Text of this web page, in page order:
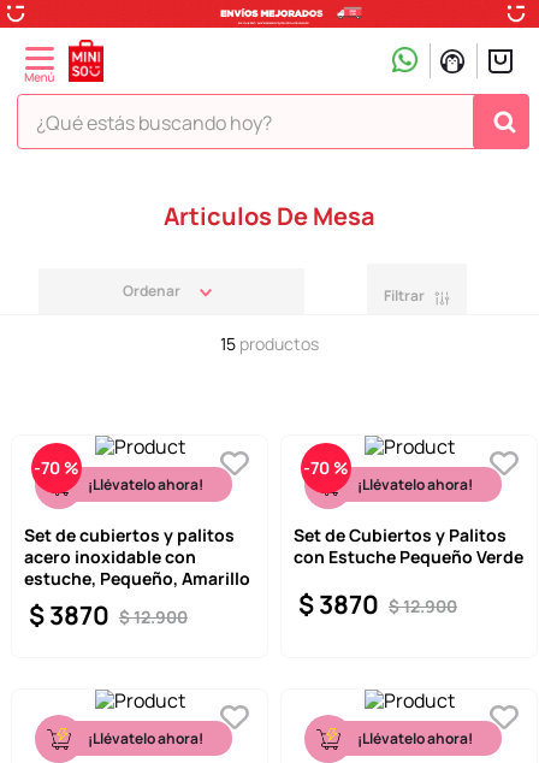
¿Qué estás buscando hoy?
Articulos De Mesa
Filtrar
15 productos
-70 %
¡Llévatelo ahora!
Set de cubiertos y palitos
acero inoxidable con
estuche, Pequeño, Amarillo
$12.900
$3870
-70 %
¡Llévatelo ahora!
Set de Cubiertos y Palitos
con Estuche Pequeño Verde
$12.900
$3870
¡Llévatelo ahora! ¡Llévatelo ahora!
disney
7.
toy story
8
termos
9.
one piece
10 . league of legends